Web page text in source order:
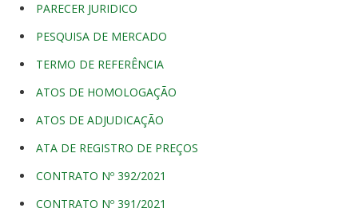
PARECER JURIDICO
PESQUISA DE MERCADO
TERMO DE REFERÊNCIA
ATOS DE HOMOLOGAÇÃO
ATOS DE ADJUDICAÇÃO
ATA DE REGISTRO DE PREÇOS
CONTRATO Nº 392/2021
CONTRATO Nº 391/2021